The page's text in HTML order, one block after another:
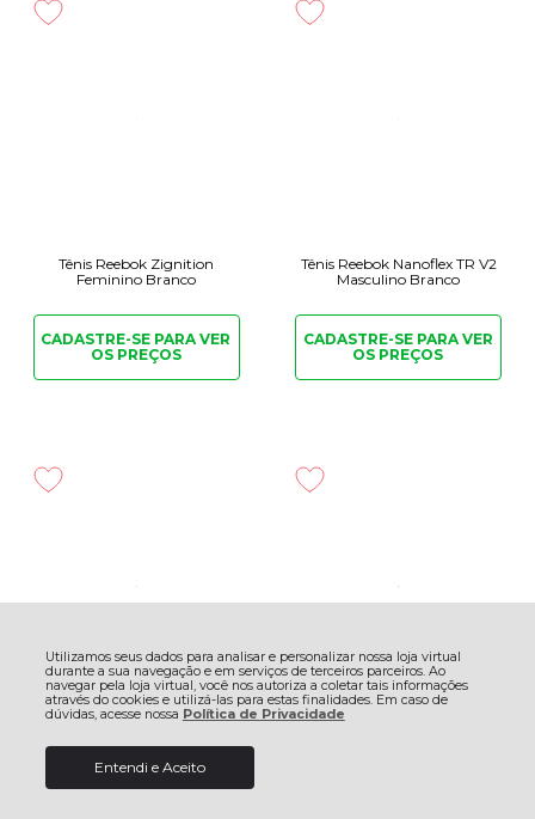
Utilizamos seus dados para analisar e personalizar nossa loja virtual
durante a sua navegação e em serviços de terceiros parceiros. Ao
navegar pela loja virtual, você nos autoriza a coletar tais informações
através do cookies e utilizá-las para estas finalidades. Em caso de
dúvidas, acesse nossa Política de Privacidade
Entendi e Aceito
Tênis Reebok Zignition
Feminino Branco
CADASTRE-SE PARAVER
OS PREÇOS
Tênis Reebok Nanoflex TR V2
Masculino Branco
CADASTRE-SE PARAVER
OS PREÇOS
Feminino Lilás